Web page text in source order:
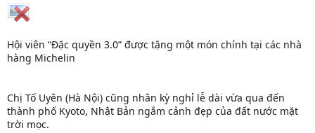
Hội viên “Đặc quyền 3.0” được tặng một món chính tại các nhà
hàng Michelin
Chị Tố Uyên (Hà Nội) cũng nhân kỳ nghỉ lễ dài vừa qua đến
thành phố Kyoto, Nhật Bản ngắm cảnh đẹp của đất nước mặt
trời mọc.